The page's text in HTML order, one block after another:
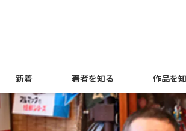
新着 著者を知る 作品を